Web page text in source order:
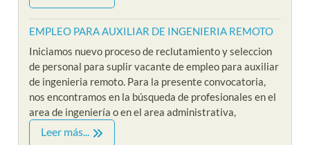
EMPLEO PARA AUXILIAR DE INGENIERIA REMOTO
Iniciamos nuevo proceso de reclutamiento y seleccion
de personal para suplir vacante de empleo para auxiliar
de ingenieria remoto. Para la presente convocatoria,
nos encontramos en la búsqueda de profesionales en el
area de ingeniería o en el area administrativa,
Leer más...